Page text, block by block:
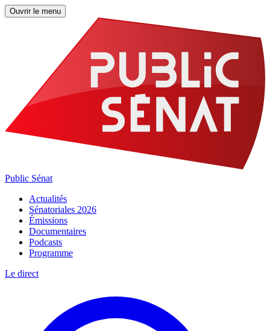
Ouvrir le menu
Public Sénat
Actualités
Sénatoriales 2026
Émissions
Documentaires
Podcasts
Programme
Le direct